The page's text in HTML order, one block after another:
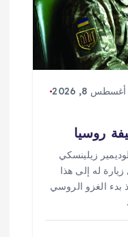
أغسطس 8, 2026
روسيا
زيلينسكي
له إلى هذا
بدء الغزو الروسي